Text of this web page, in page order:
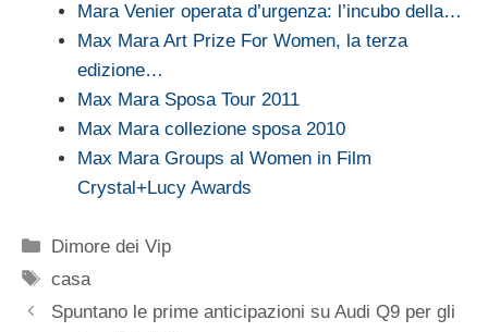
Mara Venier operata d’urgenza: l’incubo della…
Max Mara Art Prize For Women, la terza
edizione…
Max Mara Sposa Tour 2011
Max Mara collezione sposa 2010
Max Mara Groups al Women in Film
Crystal+Lucy Awards
Categorie
Dimore dei Vip
Tag
casa
Spuntano le prime anticipazioni su Audi Q9 per gli